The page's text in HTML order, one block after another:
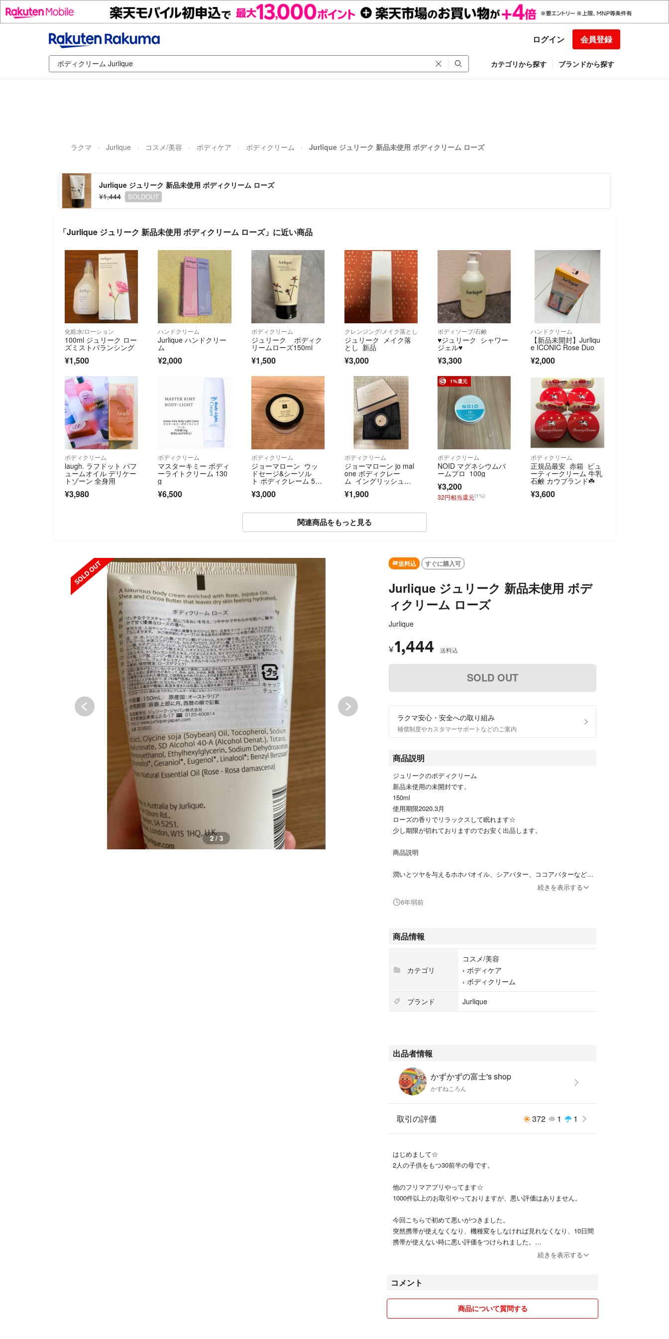
ログイン 会員登録
カテゴリから探す ブランドから探す
ラクマ Jurlique コスメ/美容 ボディケア ボディクリーム Jurlique ジュリーク 新品未使用 ボディクリーム ローズ
Jurlique ジュリーク 新品未使用 ボディクリーム ローズ
¥1,444
SOLDOUT
「Jurlique ジュリーク 新品未使用 ボディクリーム ローズ」に近い商品
化粧水/ローション
100ml ジュリーク ロー
ズミストバランシング
¥1,500
ハンドクリーム
Jurlique ハンドクリー
ム
¥2,000
ボディクリーム
ジュリーク ボディク
リームローズ150ml
¥1,500
クレンジング/メイク落とし
ジュリーク メイク落
とし 新品
¥3,000
ボディソープ/石鹸
♥︎ジュリーク シャワー
ジェル♥︎
¥3,300
ハンドクリーム
【新品未開封】Jurliqu
e ICONIC Rose Duo
¥2,000
ボディクリーム
laugh. ラフドット パフ
ュームオイル デリケー
トゾーン 全身用
¥3,980
ボディクリーム
マスターキミー ボディ
ーライトクリーム 130
g
¥6,500
ボディクリーム
ジョーマローン ウッ
ドセージ&シーソル
ト ボディクレーム 50
¥3,000
ボディクリーム
ジョーマローン jo mal
one ボディクレー
ム イングリッシュペ
¥1,900
1%還元
ボディクリーム
NOID マグネシウムバ
ームプロ 100g
¥3,200
32円相当還元(1%)
ボディクリーム
正規品最安 赤箱 ビュ
ーティークリーム 牛乳
石鹸 カウブランド☘️
¥3,600
関連商品をもっと見る
SOLD OUT
SOLD OUT
3 / 3
送料込 すぐに購入可
Jurlique ジュリーク 新品未使用 ボデ
ィクリーム ローズ
Jurlique
¥1,444 送料込
SOLD OUT
ラクマ安心・安全への取り組み
補償制度やカスタマーサポートなどのご案内
商品説明
ジュリークのボディクリーム
新品未使用の未開封です。
150ml
使用期限2020.3月
ローズの香りでリラックスして眠れます☆
少し期限が切れておりますのでお安く出品します。
商品説明
潤いとツヤを与えるホホバオイル、シアバター、ココアバターなどの
天然成分を配合したボディクリーム。キャロットオイルが肌を整え、
#ジュリーク
続きを表示する
6年弱前
商品情報
カテゴリ
コスメ/美容
› ボディケア
› ボディクリーム
ブランド
Jurlique
出品者情報
かずかずの富士's shop
かずねころん
取引の評価 372 1 1
はじめまして☆
2人の子供をもつ30前半の母です。
他のフリマアプリやってます☆
1000件以上のお取引やっておりますが、悪い評価はありません。
今回こちらで初めて悪いがつきました。
突然携帯が使えなくなり、機種変をしなければ見れなくなり、10日間
携帯が使えない時に悪い評価をつけられました。
元々きちんとメッセージはやり取りする方なので、原因はこちらがあ
商品の状態(着用感や色の表現)につきましては感じ方に個人差がござ
いますので予めご了承下さい。トラブルの元にもなりますので神経質
な方は購入はお控え下さい。
続きを表示する
コメント
商品について質問する